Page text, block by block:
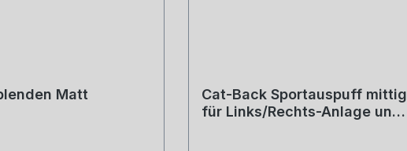
Matt
Cat-Back Sportauspuff mittig
für Links/Rechts-Anlage und